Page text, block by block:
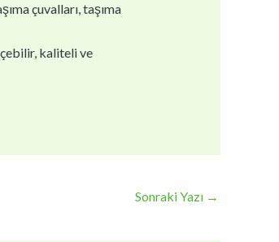
çuvalları, taşıma
kaliteli ve
Sonraki Yazı →